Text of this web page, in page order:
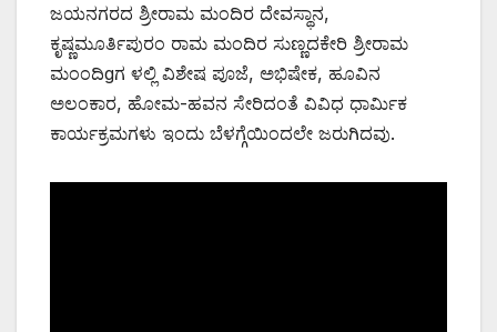
ಜಯನಗರದ ಶ್ರೀರಾಮ ಮಂದಿರ ದೇವಸ್ಥಾನ,
ಕೃಷ್ಣಮೂರ್ತಿಪುರಂ ರಾಮ ಮಂದಿರ ಸುಣ್ಣದಕೇರಿ ಶ್ರೀರಾಮ
ಮಂಂದಿgಗ ಳಲ್ಲಿ ವಿಶೇಷ ಪೂಜೆ, ಅಭಿಷೇಕ, ಹೂವಿನ
ಅಲಂಕಾರ, ಹೋಮ-ಹವನ ಸೇರಿದಂತೆ ವಿವಿಧ ಧಾರ್ಮಿಕ
ಕಾರ್ಯಕ್ರಮಗಳು ಇಂದು ಬೆಳಗ್ಗೆಯಿಂದಲೇ ಜರುಗಿದವು.